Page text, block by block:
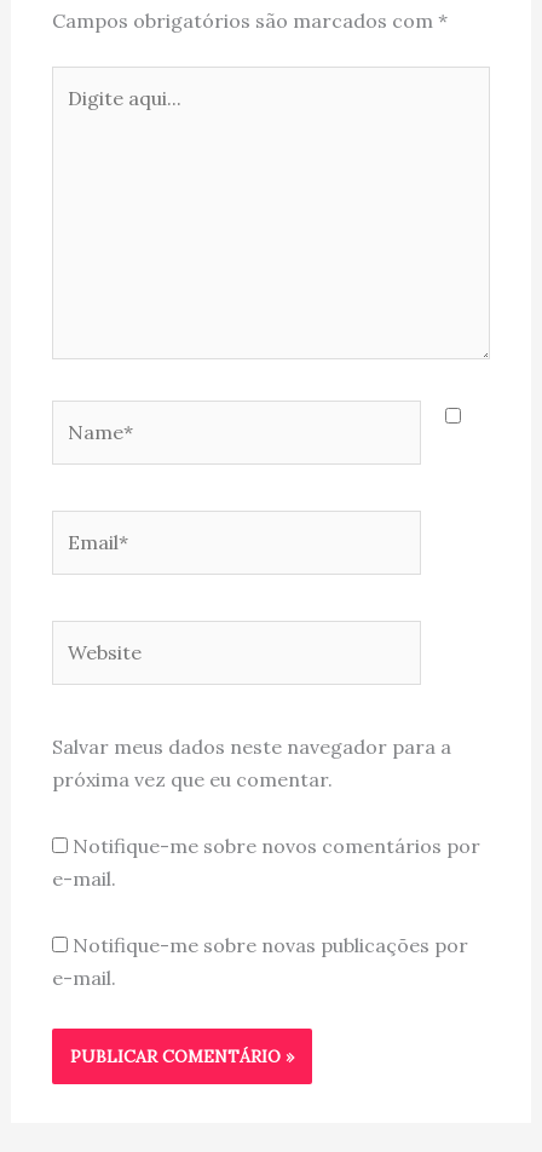
Campos obrigatórios são marcados com *
aqui...
Salvar meus dados neste navegador para a
próxima vez que eu comentar.
Notifique-me sobre novos comentários por
e-mail.
Notifique-me sobre novas publicações por
e-mail.